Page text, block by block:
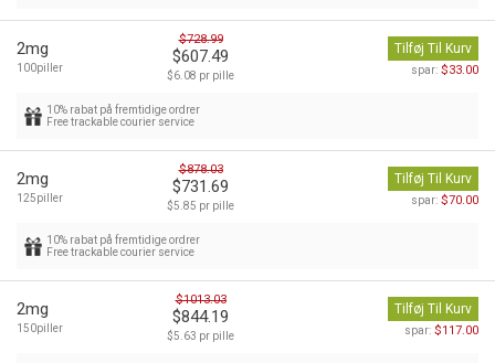
2mg
100piller
$728.99
$607.49
$6.08 pr pille
Tilføj Til Kurv
spar: $33.00
10% rabat på fremtidige ordrer
Free trackable courier service
2mg
125piller
$878.03
$731.69
$5.85 pr pille
Tilføj Til Kurv
spar: $70.00
10% rabat på fremtidige ordrer
Free trackable courier service
2mg
150piller
$1013.03
$844.19
$5.63 pr pille
Tilføj Til Kurv
spar: $117.00